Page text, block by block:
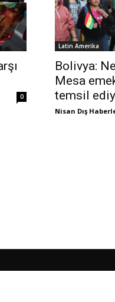
0
Latin Amerika
Bolivya:
Mesa
temsil
Nisan Dış